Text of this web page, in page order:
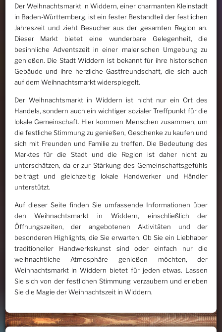
Der Weihnachtsmarkt in Widdern, einer charmanten Kleinstadt
in Baden-Württemberg, ist ein fester Bestandteil der festlichen
Jahreszeit und zieht Besucher aus der gesamten Region an.
Dieser Markt bietet eine wunderbare Gelegenheit, die
besinnliche Adventszeit in einer malerischen Umgebung zu
genießen. Die Stadt Widdern ist bekannt für ihre historischen
Gebäude und ihre herzliche Gastfreundschaft, die sich auch
auf dem Weihnachtsmarkt widerspiegelt.
Der Weihnachtsmarkt in Widdern ist nicht nur ein Ort des
Handels, sondern auch ein wichtiger sozialer Treffpunkt für die
lokale Gemeinschaft. Hier kommen Menschen zusammen, um
die festliche Stimmung zu genießen, Geschenke zu kaufen und
sich mit Freunden und Familie zu treffen. Die Bedeutung des
Marktes für die Stadt und die Region ist daher nicht zu
unterschätzen, da er zur Stärkung des Gemeinschaftsgefühls
beiträgt und gleichzeitig lokale Handwerker und Händler
unterstützt.
Auf dieser Seite finden Sie umfassende Informationen über
den Weihnachtsmarkt in Widdern, einschließlich der
Öffnungszeiten, der angebotenen Aktivitäten und der
besonderen Highlights, die Sie erwarten. Ob Sie ein Liebhaber
traditioneller Handwerkskunst sind oder einfach nur die
weihnachtliche Atmosphäre genießen möchten, der
Weihnachtsmarkt in Widdern bietet für jeden etwas. Lassen
Sie sich von der festlichen Stimmung verzaubern und erleben
Sie die Magie der Weihnachtszeit in Widdern.